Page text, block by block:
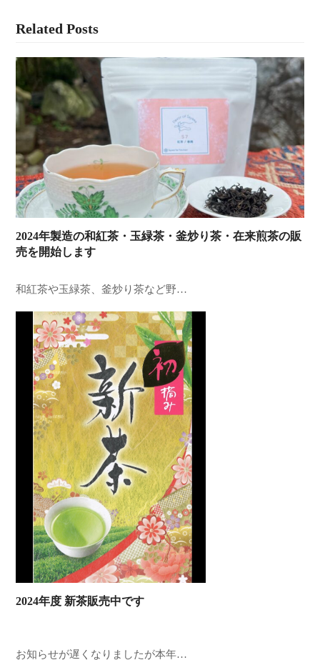
Related Posts
2024年製造の和紅茶・玉緑茶・釜炒り茶・在来煎茶の販
売を開始します
和紅茶や玉緑茶、釜炒り茶など野…
2024年度 新茶販売中です
お知らせが遅くなりましたが本年…